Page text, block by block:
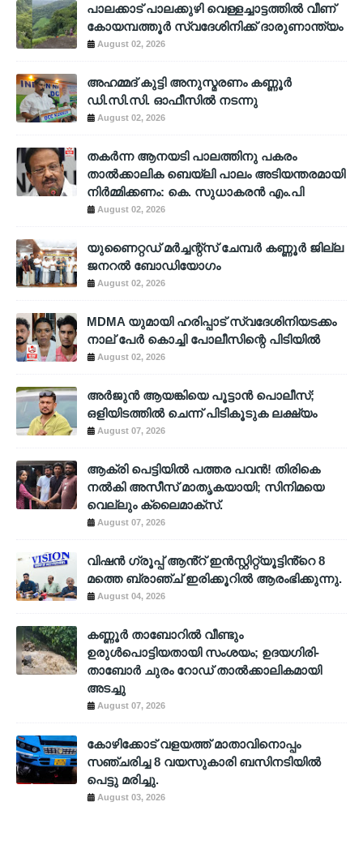
പാലക്കാട് പാലക്കുഴി വെള്ളച്ചാട്ടത്തില്‍ വീണ്
കോയമ്പത്തൂര്‍ സ്വദേശിനിക്ക് ദാരുണാന്ത്യം
August 02, 2026
അഹമ്മദ് കുട്ടി അനുസ്മരണം കണ്ണൂർ
ഡി.സി.സി. ഓഫീസിൽ നടന്നു
August 02, 2026
തകർന്ന ആനയടി പാലത്തിനു പകരം
താൽക്കാലിക ബെയ്‌ലി പാലം അടിയന്തരമായി
നിർമ്മിക്കണം: കെ. സുധാകരൻ എം.പി
August 02, 2026
യുണൈറ്റഡ് മർച്ചന്റ്സ് ചേമ്പർ കണ്ണൂർ ജില്ല
ജനറൽ ബോഡിയോഗം
August 02, 2026
MDMA യുമായി ഹരിപ്പാട് സ്വദേശിനിയടക്കം
നാല് പേർ കൊച്ചി പോലീസിന്റെ പിടിയിൽ
August 02, 2026
അര്‍ജുന്‍ ആയങ്കിയെ പൂട്ടാന്‍ പൊലീസ്;
ഒളിയിടത്തില്‍ ചെന്ന് പിടികൂടുക ലക്ഷ്യം
August 07, 2026
ആക്രി പെട്ടിയിൽ പത്തര പവൻ! തിരികെ
നൽകി അസീസ് മാതൃകയായി; സിനിമയെ
വെല്ലും ക്ലൈമാക്സ്.
August 07, 2026
വിഷൻ ഗ്രൂപ്പ് ആൻ്റ് ഇൻസ്റ്റിറ്റ്യൂട്ടിൻ്റെ 8
മത്തെ ബ്രാഞ്ച് ഇരിക്കൂറിൽ ആരംഭിക്കുന്നു.
August 04, 2026
കണ്ണൂർ താബോറിൽ വീണ്ടും
ഉരുൾപൊട്ടിയതായി സംശയം; ഉദയഗിരി-
താബോർ ചുരം റോഡ് താൽക്കാലികമായി
അടച്ചു
August 07, 2026
കോഴിക്കോട് വളയത്ത് മാതാവിനൊപ്പം
സഞ്ചരിച്ച 8 വയസുകാരി ബസിനടിയിൽ
പെട്ടു മരിച്ചു.
August 03, 2026